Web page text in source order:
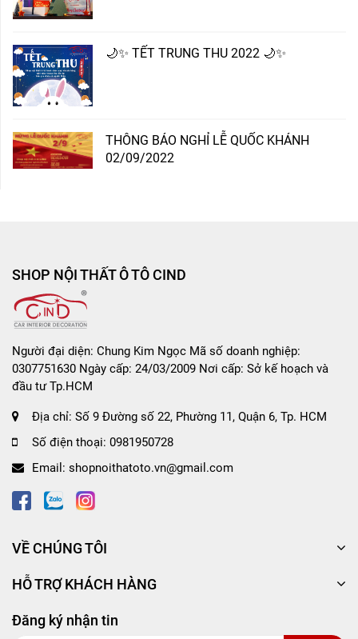
🌙✨ TẾT TRUNG THU 2022 🌙✨
THÔNG BÁO NGHỈ LỄ QUỐC KHÁNH
02/09/2022
SHOP NỘI THẤT Ô TÔ CIND
Người đại diện: Chung Kim Ngọc Mã số doanh nghiệp:
0307751630 Ngày cấp: 24/03/2009 Nơi cấp: Sở kế hoạch và
đầu tư Tp.HCM
Địa chỉ: Số 9 Đường số 22, Phường 11, Quận 6, Tp. HCM
Số điện thoại: 0981950728
Email: shopnoithatoto.vn@gmail.com
VỀ CHÚNG TÔI
HỖ TRỢ KHÁCH HÀNG
Đăng ký nhận tin